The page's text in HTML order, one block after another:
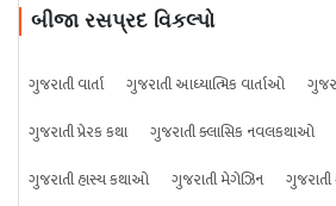
બીજા રસપ્રદ વિકલ્પો
ગુજરાતી વાર્તા ગુજરાતી આધ્યાત્મિક વાર્તાઓ
ગુજરાતી પ્રેરક કથા
ગુજરાતી ક્લાસિક નવલકથાઓ
ગુજરાતી હાસ્ય કથાઓ
ગુજરાતી મેગેઝિન